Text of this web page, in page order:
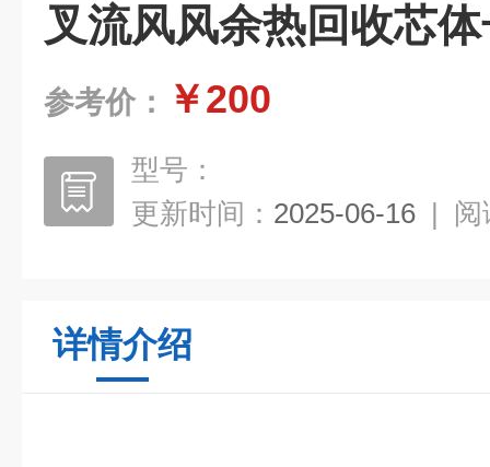
叉流风风余热回收芯
参考价： ￥200
型号：
更新时间： 2025-06-16 | 阅
详情介绍